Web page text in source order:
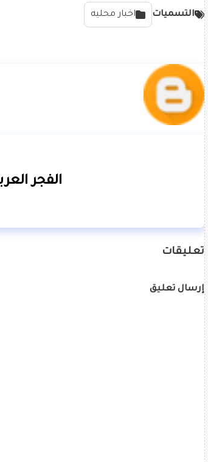
التسميات اخبار محليه
الفجر
تعليقات
إرسال تعليق